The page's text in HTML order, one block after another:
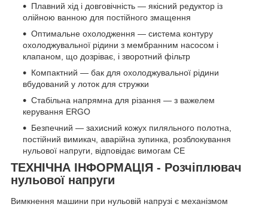
Плавний хід і довговічність — якісний редуктор із
олійною ванною для постійного змащення
Оптимальне охолодження — система контуру
охолоджувальної рідини з мембранним насосом і
клапаном, що дозріває, і зворотний фільтр
Компактний — бак для охолоджувальної рідини
вбудований у лоток для стружки
Стабільна напрямна для різання — з важелем
керування ERGO
Безпечний — захисний кожух пиляльного полотна,
постійний вимикач, аварійна зупинка, розблокування
нульової напруги, відповідає вимогам CE
ТЕХНІЧНА ІНФОРМАЦІЯ - Розчіплювач
нульової напруги
Вимкнення машини при нульовій напрузі є механізмом